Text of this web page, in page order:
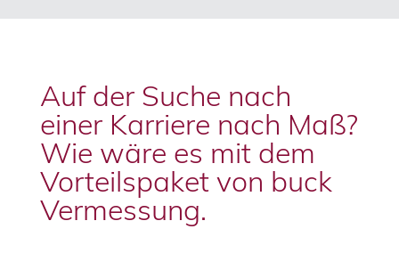
Auf der Suche nach
einer Karriere nach Maß?
Wie wäre es mit dem
Vorteilspaket von buck
Vermessung.